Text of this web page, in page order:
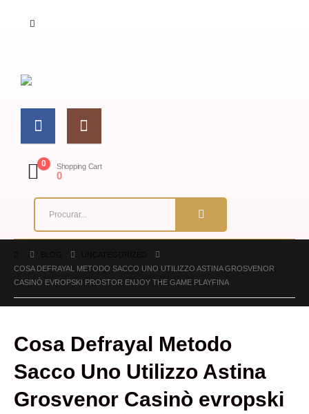
0 Shopping Cart
0
COSA DEFRAYAL METODO SACCO UNO UTILIZZO ASTINA GROSVENOR
CASINÒ EVROPSKI PROSTOR ENJOY THE GAME PLAYFINA
Cosa Defrayal Metodo
Sacco Uno Utilizzo Astina
Grosvenor Casinò evropski